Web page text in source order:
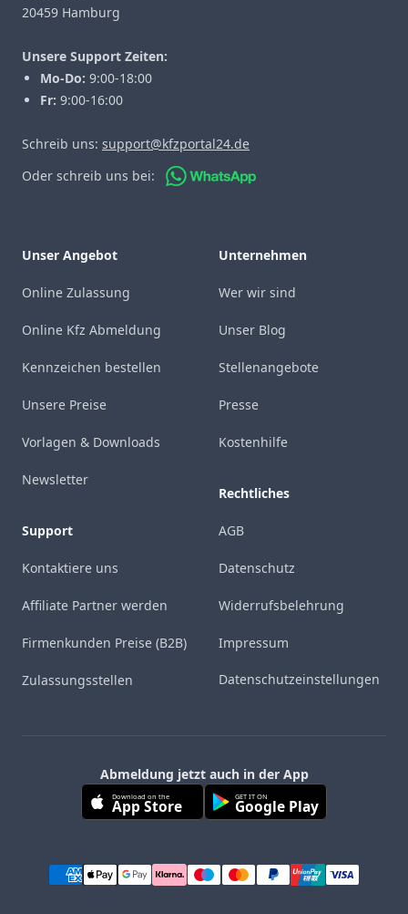
20459 Hamburg
Unsere Support Zeiten:
Mo-Do: 9:00-18:00
Fr: 9:00-16:00
Schreib uns: support@kfzportal24.de
Oder schreib uns bei:
Unser Angebot
Online Zulassung
Online Kfz Abmeldung
Kennzeichen bestellen
Unsere Preise
Vorlagen & Downloads
Newsletter
Support
Kontaktiere uns
Affiliate Partner werden
Firmenkunden Preise (B2B)
Zulassungsstellen
Unternehmen
Wer wir sind
Unser Blog
Stellenangebote
Presse
Kostenhilfe
Rechtliches
AGB
Datenschutz
Widerrufsbelehrung
Impressum
Datenschutzeinstellungen
Abmeldung jetzt auch in der App
Download on the
App Store GET IT ON
Google Play